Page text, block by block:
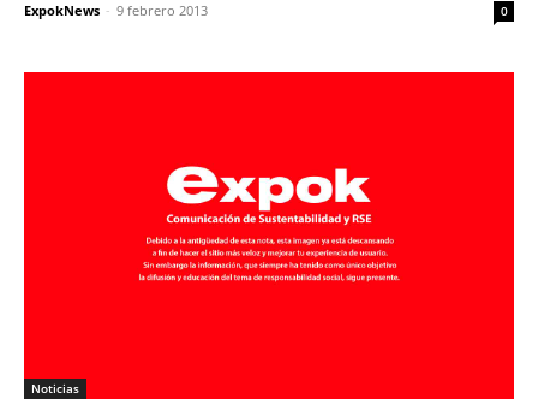
ExpokNews - 9 febrero 2013 0
Noticias